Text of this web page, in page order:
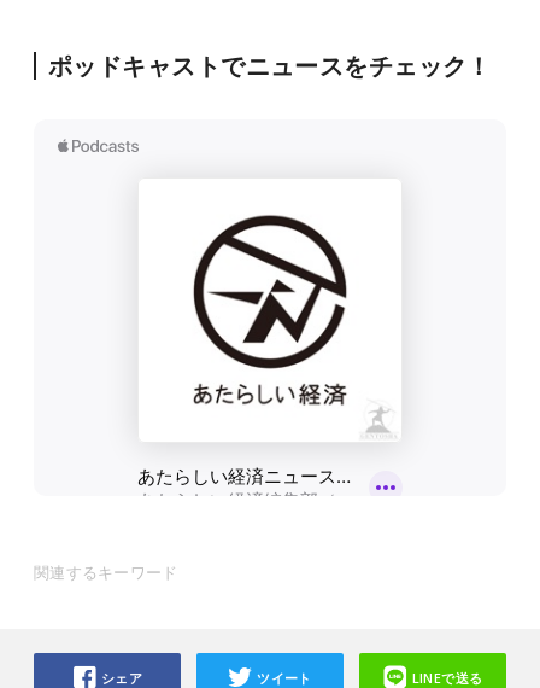
ポッドキャストでニュースをチェック！
関連するキーワード
シェア ツイート LINEで送る